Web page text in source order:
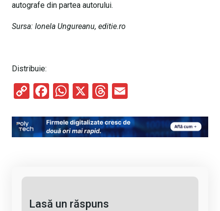
autografe din partea autorului.
Sursa: Ionela Ungureanu, editie.ro
Distribuie:
C
py
Li
F
ce
b
W
at
s
X
T
e
a
ail
Lasă un răspuns